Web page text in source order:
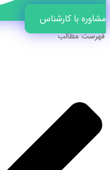
مشاوره با کارشناس
فهرست مطالب